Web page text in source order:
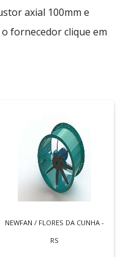
axial 100mm e
fornecedor clique em
NEWFAN / FLORES DA CUNHA -
RS